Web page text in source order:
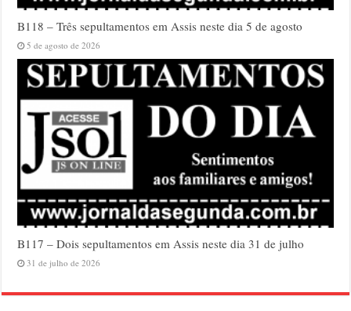
B118 – Três sepultamentos em Assis neste dia 5 de agosto
5 de agosto de 2026
B117 – Dois sepultamentos em Assis neste dia 31 de julho
31 de julho de 2026